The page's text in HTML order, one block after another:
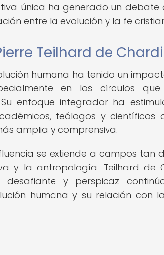
única ha generado un debate
entre la evolución y la fe
Teilhard de
humana ha tenido un
en los círculos
enfoque integrador ha
teólogos y
amplia y comprensiva.
se extiende a campos tan
y la antropología. Teilhard de
y perspicaz
humana y su relación con